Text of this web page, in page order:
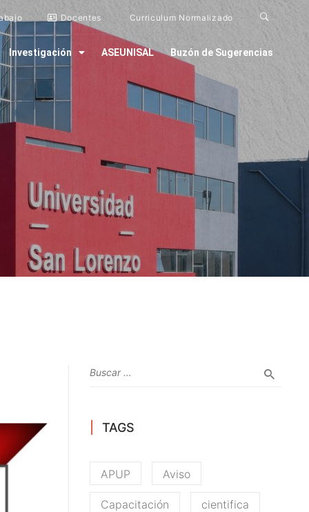
Docentes Curriculum Normalizado
Investigación ASEUNISAL Buzón de Sugerencias
TAGS
APUP Aviso
Capacitación cientifica